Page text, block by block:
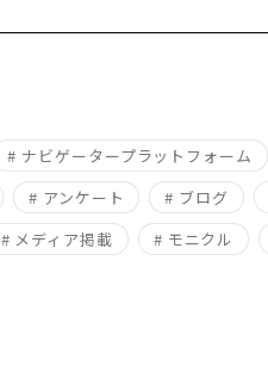
# ナビゲータープラットフォーム
# アンケート # ブログ
# メディア掲載 # モニクル